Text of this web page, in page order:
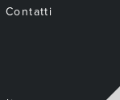
Contatti